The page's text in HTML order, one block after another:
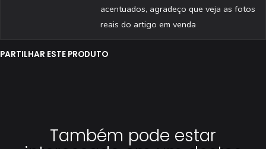
acentuados, agradeço que veja as fotos
reais do artigo em venda
PARTILHAR ESTE PRODUTO
Também pode estar